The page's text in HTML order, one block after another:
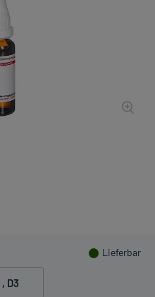
Lieferbar
, D3